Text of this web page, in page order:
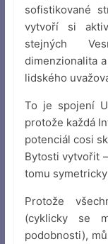
sofistikované
vytvoří si
stejných
dimenzionalita
lidského
To je spojení
protože každá
potenciál cosi
Bytosti vytvořit
tomu
Protože
(cyklicky se
podobnosti),